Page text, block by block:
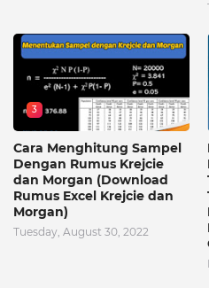
3
Cara Menghitung Sampel
Dengan Rumus Krejcie
dan Morgan (Download
Rumus Excel Krejcie dan
Morgan)
Tuesday, August 30, 2022